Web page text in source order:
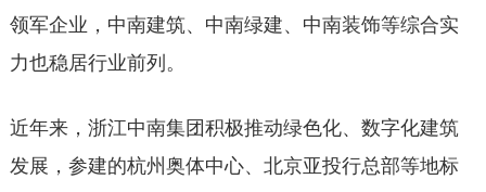
领军企业，中南建筑、中南绿建、中南装饰等综合实
力也稳居行业前列。
近年来，浙江中南集团积极推动绿色化、数字化建筑
发展，参建的杭州奥体中心、北京亚投行总部等地标